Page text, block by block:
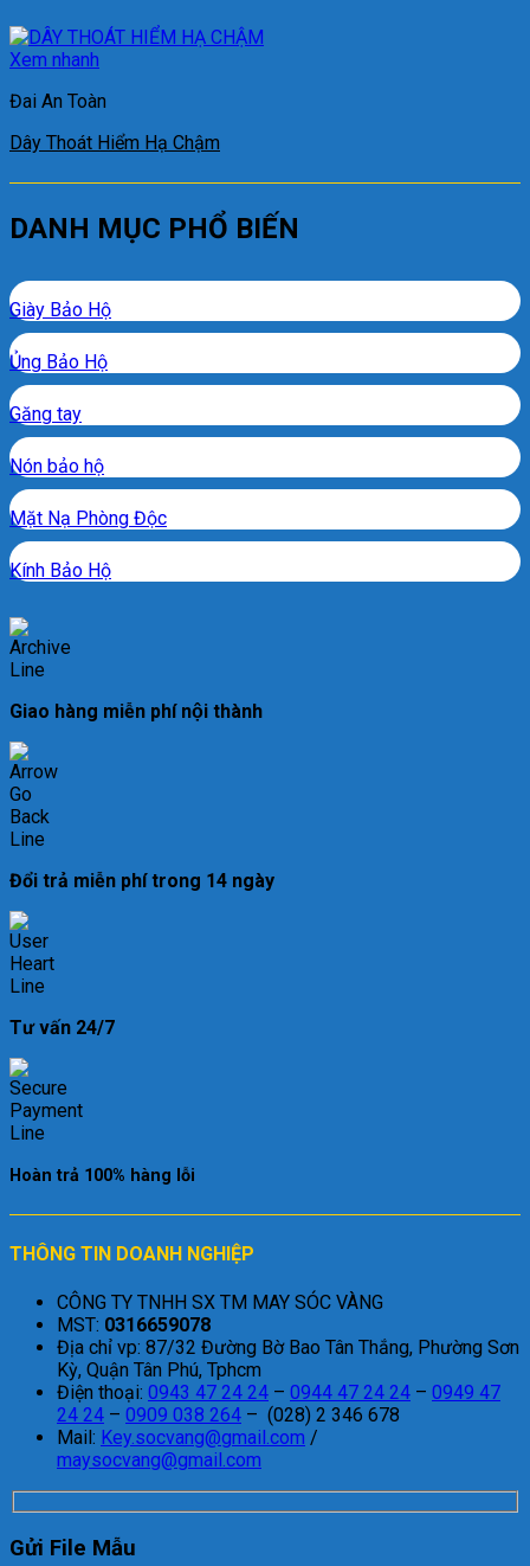
Xem nhanh
Đai An Toàn
Dây Thoát Hiểm Hạ Chậm
DANH MỤC PHỔ BIẾN
Giày Bảo Hộ
Ủng Bảo Hộ
Găng tay
Nón bảo hộ
Mặt Nạ Phòng Độc
Kính Bảo Hộ
Giao hàng miễn phí nội thành
Đổi trả miễn phí trong 14 ngày
Tư vấn 24/7
Hoàn trả 100% hàng lỗi
THÔNG TIN DOANH NGHIỆP
CÔNG TY TNHH SX TM MAY SÓC VÀNG
MST: 0316659078
Địa chỉ vp: 87/32 Đường Bờ Bao Tân Thắng, Phường Sơn
Kỳ, Quận Tân Phú, Tphcm
Điện thoại: 0943 47 24 24 – 0944 47 24 24 – 0949 47
24 24 – 0909 038 264 – (028) 2 346 678
Mail: Key.socvang@gmail.com /
maysocvang@gmail.com
Gửi File Mẫu